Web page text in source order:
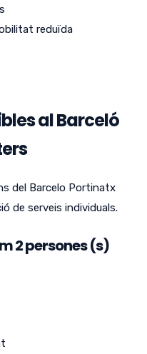
reduïda
al Barceló
del Barcelo Portinatx
de serveis individuals.
2 persones (s)